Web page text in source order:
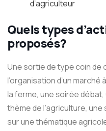
d’agriculteur
Quels types
proposés?
Une sortie de type coin de
l’organisation d’un
la ferme, une soirée
thème de l’agriculture,
sur une thématique